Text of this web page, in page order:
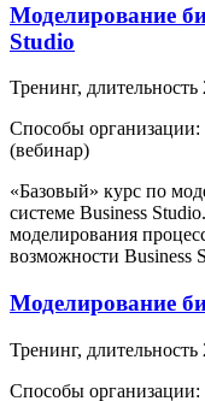
Моделирование
Studio
Тренинг, длительность
Способы организации:
(вебинар)
«Базовый» курс по
системе Business
моделирования
возможности Business
Моделирование
Тренинг, длительность
Способы организации: